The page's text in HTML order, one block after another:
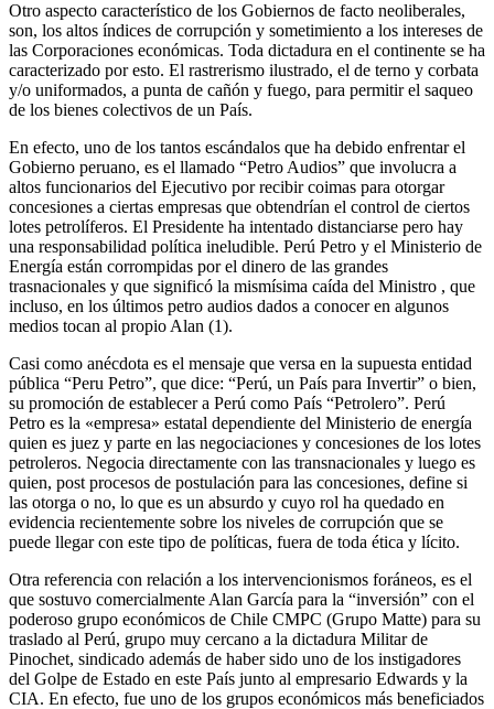
Otro aspecto característico de los Gobiernos de facto neoliberales,
son, los altos índices de corrupción y sometimiento a los intereses de
las Corporaciones económicas. Toda dictadura en el continente se ha
caracterizado por esto. El rastrerismo ilustrado, el de terno y corbata
y/o uniformados, a punta de cañón y fuego, para permitir el saqueo
de los bienes colectivos de un País.
En efecto, uno de los tantos escándalos que ha debido enfrentar el
Gobierno peruano, es el llamado “Petro Audios” que involucra a
altos funcionarios del Ejecutivo por recibir coimas para otorgar
concesiones a ciertas empresas que obtendrían el control de ciertos
lotes petrolíferos. El Presidente ha intentado distanciarse pero hay
una responsabilidad política ineludible. Perú Petro y el Ministerio de
Energía están corrompidas por el dinero de las grandes
trasnacionales y que significó la mismísima caída del Ministro , que
incluso, en los últimos petro audios dados a conocer en algunos
medios tocan al propio Alan (1).
Casi como anécdota es el mensaje que versa en la supuesta entidad
pública “Peru Petro”, que dice: “Perú, un País para Invertir” o bien,
su promoción de establecer a Perú como País “Petrolero”. Perú
Petro es la «empresa» estatal dependiente del Ministerio de energía
quien es juez y parte en las negociaciones y concesiones de los lotes
petroleros. Negocia directamente con las transnacionales y luego es
quien, post procesos de postulación para las concesiones, define si
las otorga o no, lo que es un absurdo y cuyo rol ha quedado en
evidencia recientemente sobre los niveles de corrupción que se
puede llegar con este tipo de políticas, fuera de toda ética y lícito.
Otra referencia con relación a los intervencionismos foráneos, es el
que sostuvo comercialmente Alan García para la “inversión” con el
poderoso grupo económicos de Chile CMPC (Grupo Matte) para su
traslado al Perú, grupo muy cercano a la dictadura Militar de
Pinochet, sindicado además de haber sido uno de los instigadores
del Golpe de Estado en este País junto al empresario Edwards y la
CIA. En efecto, fue uno de los grupos económicos más beneficiados